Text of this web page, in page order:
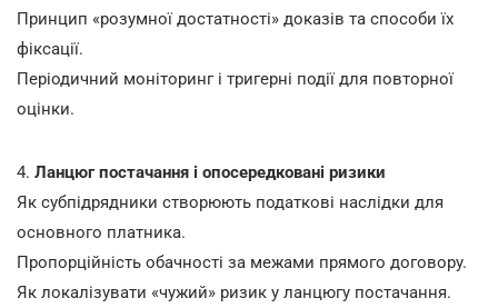
Принцип «розумної достатності» доказів та способи їх
фіксації.
Періодичний моніторинг і тригерні події для повторної
оцінки.
4. Ланцюг постачання і опосередковані ризики
Як субпідрядники створюють податкові наслідки для
основного платника.
Пропорційність обачності за межами прямого договору.
Як локалізувати «чужий» ризик у ланцюгу постачання.